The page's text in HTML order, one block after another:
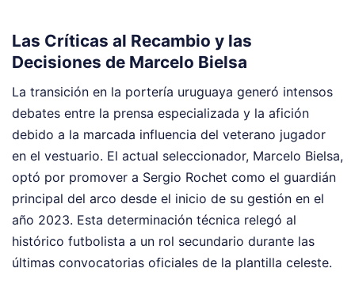
Las Críticas al Recambio y las
Decisiones de Marcelo Bielsa
La transición en la portería uruguaya generó intensos
debates entre la prensa especializada y la afición
debido a la marcada influencia del veterano jugador
en el vestuario. El actual seleccionador, Marcelo Bielsa,
optó por promover a Sergio Rochet como el guardián
principal del arco desde el inicio de su gestión en el
año 2023. Esta determinación técnica relegó al
histórico futbolista a un rol secundario durante las
últimas convocatorias oficiales de la plantilla celeste.